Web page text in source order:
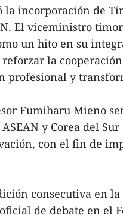
la incorporación de
El viceministro
un hito en su
la
profesional y
Fumiharu Mieno
y Corea del
con el fin de
consecutiva en
de debate en el